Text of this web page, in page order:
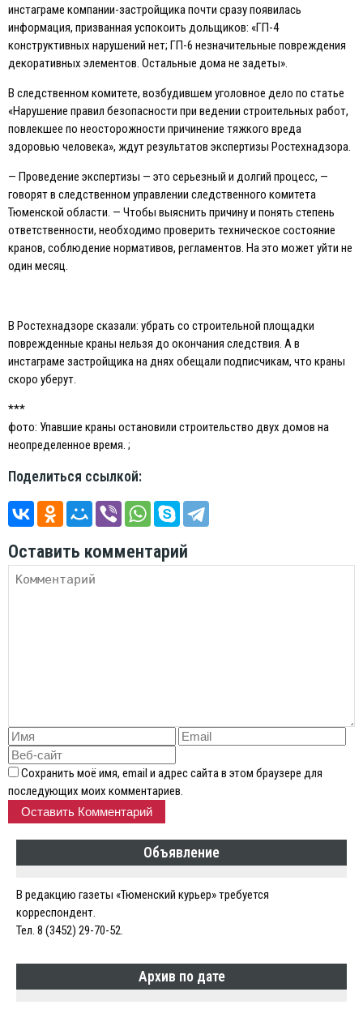
инстаграме компании-застройщика почти сразу появилась
информация, призванная успокоить дольщиков: «ГП-4
конструктивных нарушений нет; ГП-6 незначительные повреждения
декоративных элементов. Остальные дома не задеты».
В следственном комитете, возбудившем уголовное дело по статье
«Нарушение правил безопасности при ведении строительных работ,
повлекшее по неосторожности причинение тяжкого вреда
здоровью человека», ждут результатов экспертизы Ростехнадзора.
— Проведение экспертизы — это серьезный и долгий процесс, —
говорят в следственном управлении следственного комитета
Тюменской области. — Чтобы выяснить причину и понять степень
ответственности, необходимо проверить техническое состояние
кранов, соблюдение нормативов, регламентов. На это может уйти не
один месяц.
В Ростехнадзоре сказали: убрать со строительной площадки
поврежденные краны нельзя до окончания следствия. А в
инстаграме застройщика на днях обещали подписчикам, что краны
скоро уберут.
***
фото: Упавшие краны остановили строительство двух домов на
неопределенное время. ;
Поделиться ссылкой:
Оставить комментарий
Сохранить моё имя, email и адрес сайта в этом браузере для
последующих моих комментариев.
Объявление
В редакцию газеты «Тюменский курьер» требуется
корреспондент.
Тел. 8 (3452) 29-70-52.
Архив по дате